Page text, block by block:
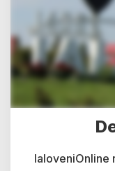
IaloveniOnline